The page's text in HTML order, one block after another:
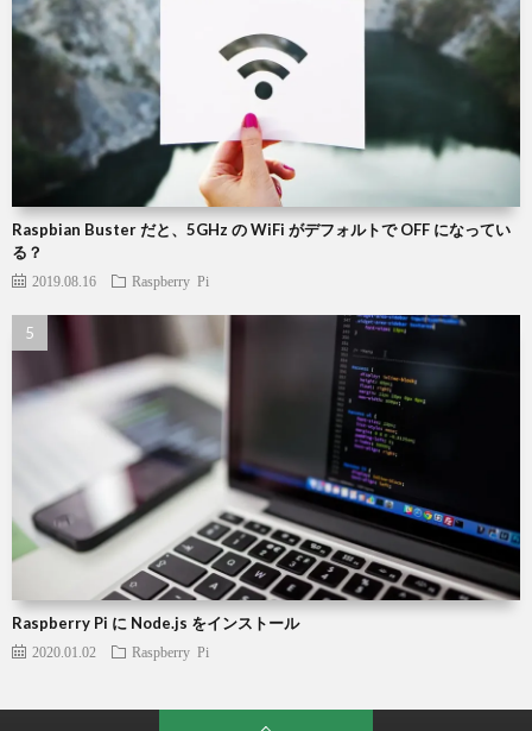
Raspbian Buster だと、5GHz の WiFi がデフォルトで OFF になってい
る？
2019.08.16 Raspberry Pi
Raspberry Pi に Node.js をインストール
2020.01.02 Raspberry Pi